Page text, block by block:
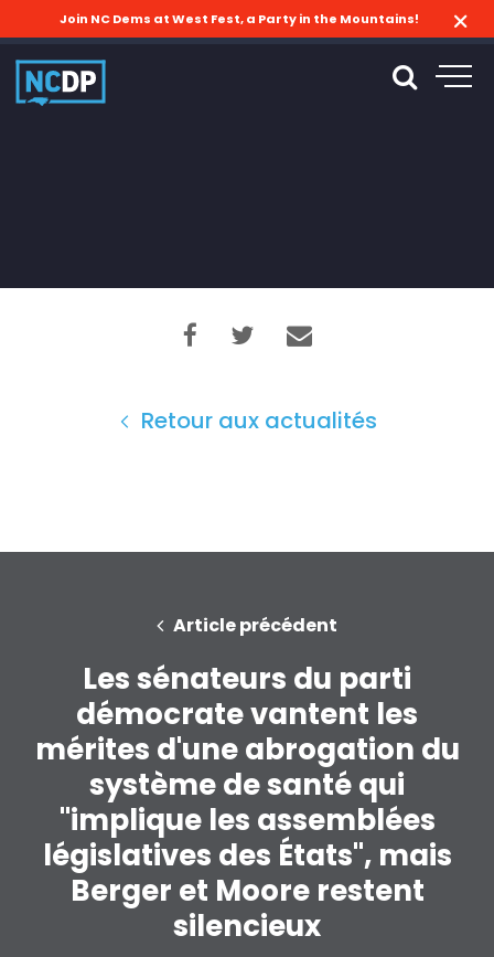
Join NC Dems at West Fest, a Party in the Mountains!
Retour aux actualités
Article précédent
Les sénateurs du parti
démocrate vantent les
mérites d'une abrogation du
système de santé qui
"implique les assemblées
législatives des États", mais
Berger et Moore restent
silencieux